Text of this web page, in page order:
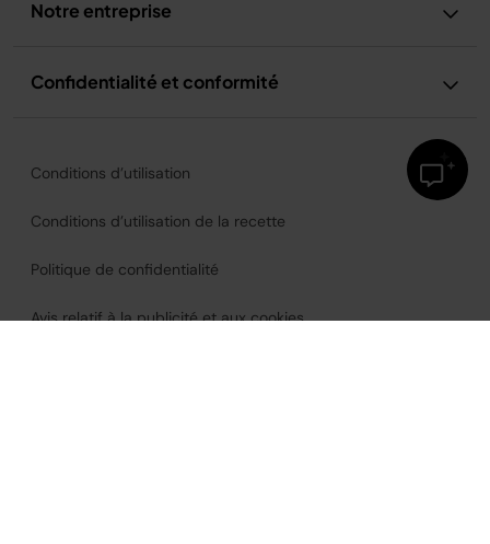
Notre entreprise
Confidentialité et conformité
Conditions d’utilisation
Conditions d’utilisation de la recette
Politique de confidentialité
Avis relatif à la publicité et aux cookies